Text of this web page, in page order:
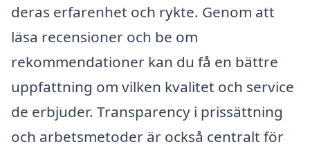
deras erfarenhet och rykte. Genom att
läsa recensioner och be om
rekommendationer kan du få en bättre
uppfattning om vilken kvalitet och service
de erbjuder. Transparency i prissättning
och arbetsmetoder är också centralt för